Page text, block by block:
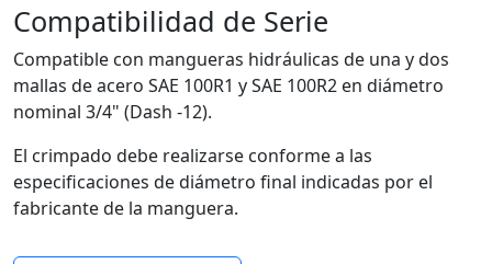
Compatibilidad de Serie
Compatible con mangueras hidráulicas de una y dos
mallas de acero SAE 100R1 y SAE 100R2 en diámetro
nominal 3/4" (Dash -12).
El crimpado debe realizarse conforme a las
especificaciones de diámetro final indicadas por el
fabricante de la manguera.